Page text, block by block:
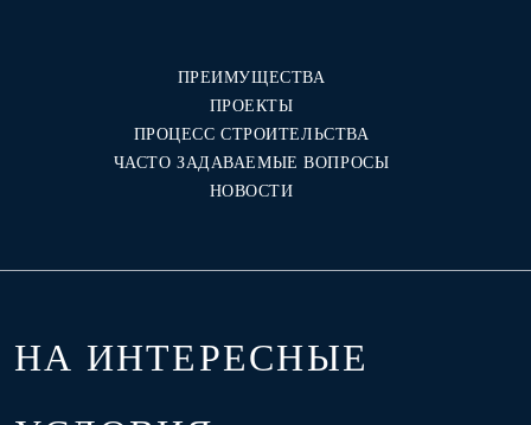
ПРЕИМУЩЕСТВА
ПРОЕКТЫ
ПРОЦЕСС СТРОИТЕЛЬСТВА
ЧАСТО ЗАДАВАЕМЫЕ ВОПРОСЫ
НОВОСТИ
НА ИНТЕРЕСНЫЕ